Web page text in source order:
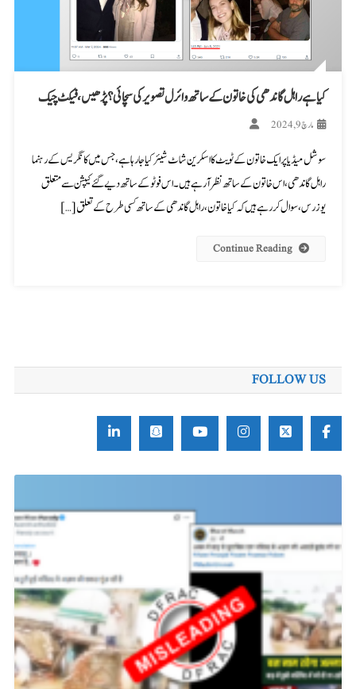
کیا ہے راہل گاندھی کی خاتون کے ساتھ وائرل تصویر کی سچائی؟ پڑھیں، فیکٹ چیک
مارچ 9, 2024
سوشل میڈیا پر ایک خاتون کے ٹویٹ کا اسکرین شاٹ شیئر کیا جا رہا ہے، جس میں کانگریس کے رہنما
راہل گاندھی، اس خاتون کے ساتھ نظر آ رہے ہیں۔ اس فوٹو کے ساتھ دیے گئے کیپشن سے متعلق
یوزرس، سوال کر رہے ہیں کہ کیا خاتون، راہل گاندھی کے ساتھ کسی طرح کے تعلق […]
Continue Reading
FOLLOW US